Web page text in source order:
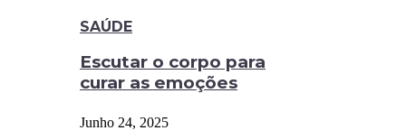
SAÚDE
Escutar o corpo para
curar as emoções
Junho 24, 2025